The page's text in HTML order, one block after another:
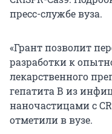
пресс-службе вуза.
«Грант позволит
разработки к
лекарственного
гепатита В из
наночастицами с
отметили в вузе.